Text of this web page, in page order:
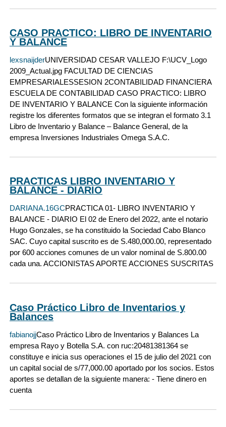
CASO PRACTICO: LIBRO DE INVENTARIO
Y BALANCE
lexsnaijderUNIVERSIDAD CESAR VALLEJO F:\UCV_Logo
2009_Actual.jpg FACULTAD DE CIENCIAS
EMPRESARIALESSESION 2CONTABILIDAD FINANCIERA
ESCUELA DE CONTABILIDAD CASO PRACTICO: LIBRO
DE INVENTARIO Y BALANCE Con la siguiente información
registre los diferentes formatos que se integran el formato 3.1
Libro de Inventario y Balance – Balance General, de la
empresa Inversiones Industriales Omega S.A.C.
PRACTICAS LIBRO INVENTARIO Y
BALANCE - DIARIO
DARIANA.16GCPRACTICA 01- LIBRO INVENTARIO Y
BALANCE - DIARIO El 02 de Enero del 2022, ante el notario
Hugo Gonzales, se ha constituido la Sociedad Cabo Blanco
SAC. Cuyo capital suscrito es de S.480,000.00, representado
por 600 acciones comunes de un valor nominal de S.800.00
cada una. ACCIONISTAS APORTE ACCIONES SUSCRITAS
Caso Práctico Libro de Inventarios y
Balances
fabianojjCaso Práctico Libro de Inventarios y Balances La
empresa Rayo y Botella S.A. con ruc:20481381364 se
constituye e inicia sus operaciones el 15 de julio del 2021 con
un capital social de s/77,000.00 aportado por los socios. Estos
aportes se detallan de la siguiente manera: - Tiene dinero en
cuenta